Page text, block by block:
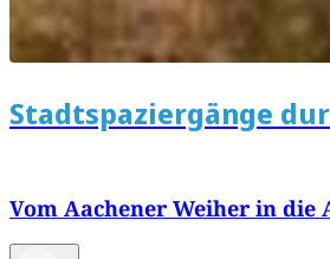
Stadtspaziergänge
Vom Aachener Weiher in die